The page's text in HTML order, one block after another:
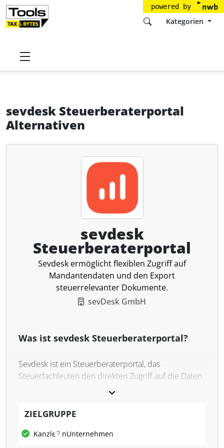
powered by
Kategorien
Startseite
sevdesk Steuerberaterportal
Alternativen
sevdesk
Steuerberaterportal
Sevdesk ermöglicht flexiblen Zugriff auf
Mandantendaten und den Export
steuerrelevanter Dokumente.
sevDesk GmbH
Was ist sevdesk Steuerberaterportal?
Sevdesk ist ein Steuerberaterportal, das
Steuerfachleuten den direkten Zugriff auf die Daten
steuerrelevanter Dokumente, einschließlich Belegen
ausgelegt, den Austausch zwischen Steuerberatern
ZIELGRUPPE
KanzleienUnternehmen